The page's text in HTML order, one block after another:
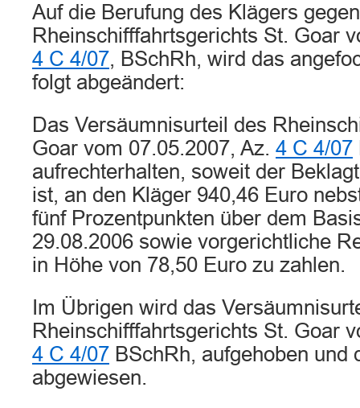
Auf die Berufung des Klägers
Rheinschifffahrtsgerichts St. Goar
4 C 4/07, BSchRh, wird das
folgt abgeändert:
Das Versäumnisurteil des
Goar vom 07.05.2007, Az. 4 C 4/07
aufrechterhalten, soweit der
ist, an den Kläger 940,46 Euro
fünf Prozentpunkten über dem
29.08.2006 sowie vorgerichtliche
in Höhe von 78,50 Euro zu zahlen.
Im Übrigen wird das
Rheinschifffahrtsgerichts St. Goar
4 C 4/07 BSchRh, aufgehoben und
abgewiesen.